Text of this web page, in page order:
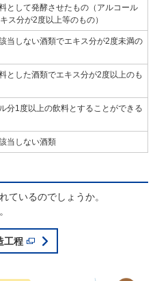
として発酵させたもの（アルコール
ス分が2度以上等のもの）
当しない酒類でエキス分が2度未満の
とした酒類でエキス分が2度以上のも
分1度以上の飲料とすることができる
当しない酒類
ているのでしょうか。
工程